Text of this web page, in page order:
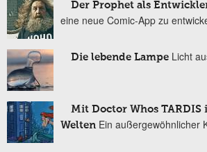
Der Prophet als
eine neue Comic-App zu
Die lebende Lampe Licht
Mit Doctor Whos TARDIS
Welten Ein außergewöhnlicher